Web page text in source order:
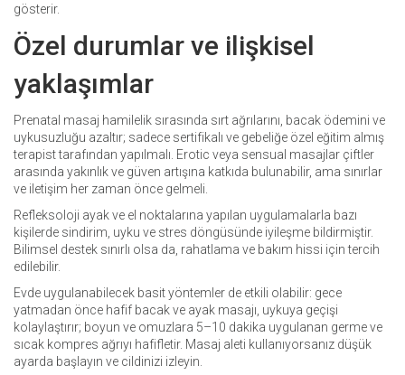
gösterir.
Özel durumlar ve ilişkisel
yaklaşımlar
Prenatal masaj hamilelik sırasında sırt ağrılarını, bacak ödemini ve
uykusuzluğu azaltır; sadece sertifikalı ve gebeliğe özel eğitim almış
terapist tarafından yapılmalı. Erotic veya sensual masajlar çiftler
arasında yakınlık ve güven artışına katkıda bulunabilir, ama sınırlar
ve iletişim her zaman önce gelmeli.
Refleksoloji ayak ve el noktalarına yapılan uygulamalarla bazı
kişilerde sindirim, uyku ve stres döngüsünde iyileşme bildirmiştir.
Bilimsel destek sınırlı olsa da, rahatlama ve bakım hissi için tercih
edilebilir.
Evde uygulanabilecek basit yöntemler de etkili olabilir: gece
yatmadan önce hafif bacak ve ayak masajı, uykuya geçişi
kolaylaştırır; boyun ve omuzlara 5–10 dakika uygulanan germe ve
sıcak kompres ağrıyı hafifletir. Masaj aleti kullanıyorsanız düşük
ayarda başlayın ve cildinizi izleyin.